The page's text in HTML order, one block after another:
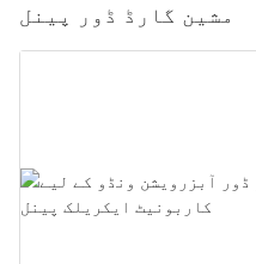
مشین گارڈ ڈور پینل